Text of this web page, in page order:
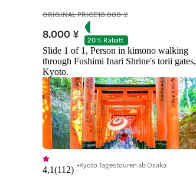
ORIGINAL PRICE10.000 ¥
8.000 ¥ 20 % Rabatt
Slide 1 of 1, Person in kimono walking
through Fushimi Inari Shrine's torii gates,
Kyoto.
4,1(112) Kyoto Tagestouren ab Osaka